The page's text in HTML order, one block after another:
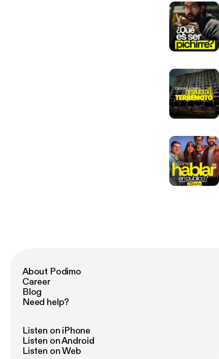
About Podimo
Career
Blog
Need help?
Listen on iPhone
Listen on Android
Listen on Web